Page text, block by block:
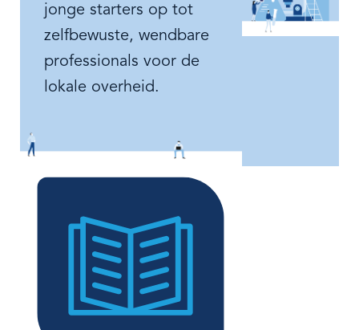
jonge starters op tot
zelfbewuste, wendbare
professionals voor de
lokale overheid.